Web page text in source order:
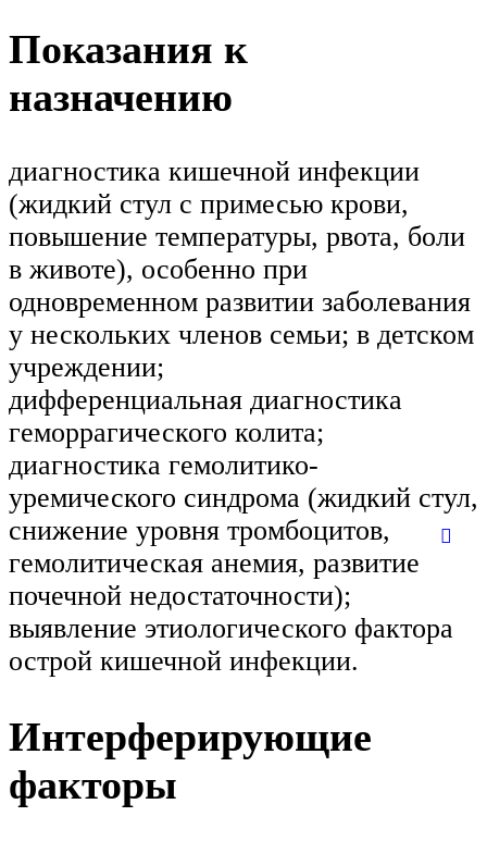
Показания к
назначению
диагностика кишечной инфекции
(жидкий стул с примесью крови,
повышение температуры, рвота, боли
в животе), особенно при
одновременном развитии заболевания
у нескольких членов семьи; в детском
учреждении;
дифференциальная диагностика
геморрагического колита;
диагностика гемолитико-
уремического синдрома (жидкий стул,
снижение уровня тромбоцитов,
гемолитическая анемия, развитие
почечной недостаточности);
выявление этиологического фактора
острой кишечной инфекции.
Интерферирующие
факторы